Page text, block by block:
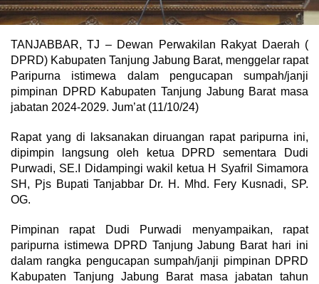
TANJABBAR, TJ – Dewan Perwakilan Rakyat Daerah (
DPRD) Kabupaten Tanjung Jabung Barat, menggelar rapat
Paripurna istimewa dalam pengucapan sumpah/janji
pimpinan DPRD Kabupaten Tanjung Jabung Barat masa
jabatan 2024-2029. Jum’at (11/10/24)
Rapat yang di laksanakan diruangan rapat paripurna ini,
dipimpin langsung oleh ketua DPRD sementara Dudi
Purwadi, SE.I Didampingi wakil ketua H Syafril Simamora
SH, Pjs Bupati Tanjabbar Dr. H. Mhd. Fery Kusnadi, SP.
OG.
Pimpinan rapat Dudi Purwadi menyampaikan, rapat
paripurna istimewa DPRD Tanjung Jabung Barat hari ini
dalam rangka pengucapan sumpah/janji pimpinan DPRD
Kabupaten Tanjung Jabung Barat masa jabatan tahun